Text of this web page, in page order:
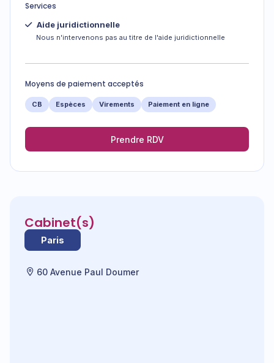
Services
Aide juridictionnelle
Nous n'intervenons pas au titre de l'aide juridictionnelle
Moyens de paiement acceptés
CB Espèces Virements Paiement en ligne
Prendre RDV
Cabinet(s)
Paris
60 Avenue Paul Doumer